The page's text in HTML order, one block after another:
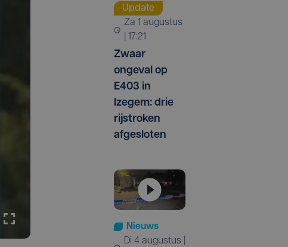
Update
za 1 augustus
| 17:21
Zwaar
ongeval op
E403 in
Izegem: drie
rijstroken
afgesloten
Nieuws
di 4 augustus |